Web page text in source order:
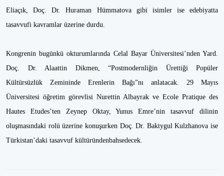
Eliaçık, Doç. Dr. Huraman Hümmatova gibi isimler ise edebiyatta
tasavvufi kavramlar üzerine durdu.
Kongrenin bugünkü okturumlarında Celal Bayar Üniversitesi’nden Yard.
Doç. Dr. Alaattin Dikmen, “Postmodernliğin Ürettiği Popüler
Kültürsüzlük Zemininde Erenlerin Bağı”nı anlatacak. 29 Mayıs
Üniversitesi öğretim görevlisi Nurettin Albayrak ve Ecole Pratique des
Hautes Etudes’ten Zeynep Oktay, Yunus Emre’nin tasavvuf dilinin
oluşmasındaki rolü üzerine konuşurken Doç. Dr. Baktygul Kulzhanova ise
Türkistan’daki tasavvuf kültüründenbahsedecek.